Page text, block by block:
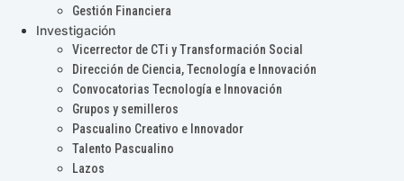
Gestión Financiera
Investigación
Vicerrector de CTi y Transformación Social
Dirección de Ciencia, Tecnología e Innovación
Convocatorias Tecnología e Innovación
Grupos y semilleros
Pascualino Creativo e Innovador
Talento Pascualino
Lazos